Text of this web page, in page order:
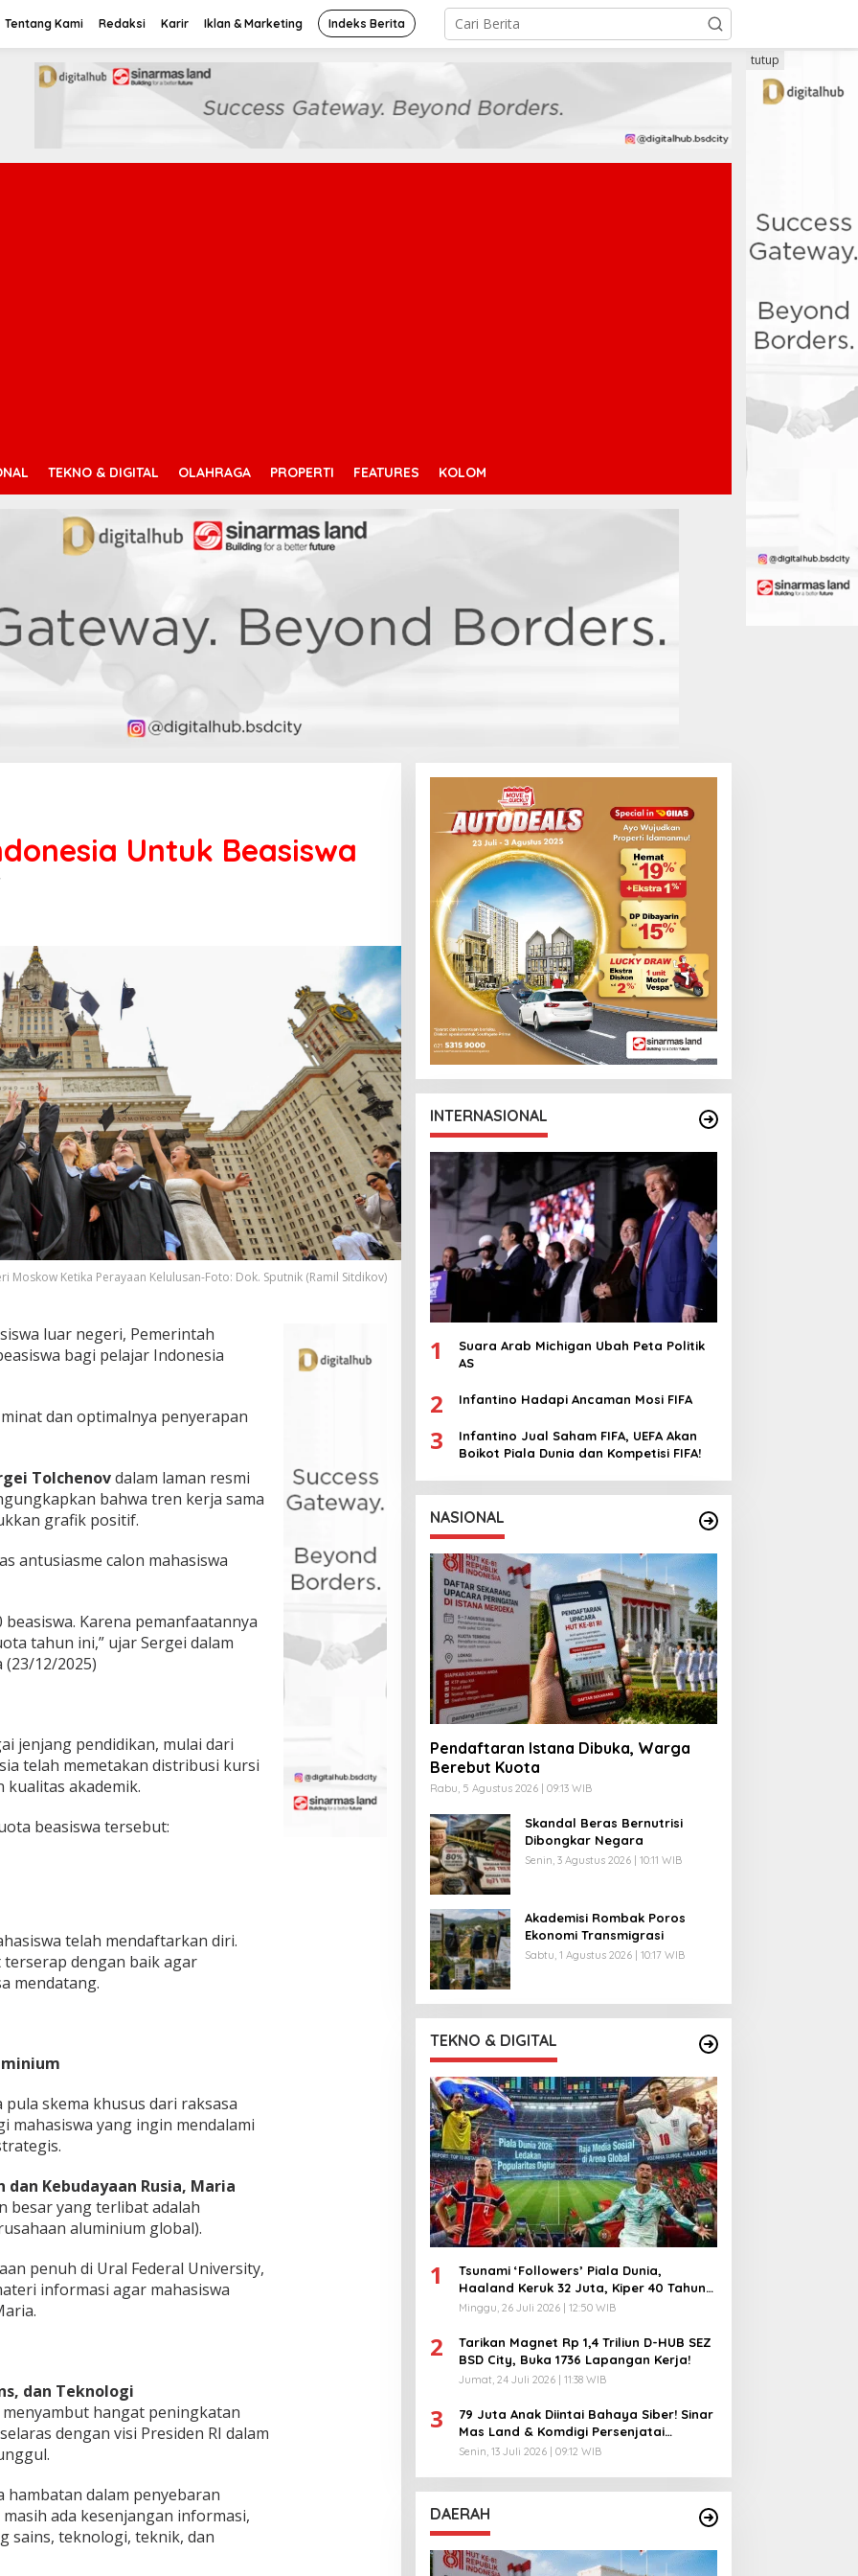
Tentang Kami Redaksi Karir Iklan & Marketing Indeks Berita
TEKNO & DIGITAL OLAHRAGA PROPERTI FEATURES KOLOM
tutup
Untuk Beasiswa
Moskow Ketika Perayaan Kelulusan-Foto: Dok. Sputnik (Ramil Sitdikov)
luar negeri, Pemerintah
bagi pelajar Indonesia
dan optimalnya penyerapan
Tolchenovdalam laman resmi
bahwa tren kerja sama
grafik positif.
antusiasme calon mahasiswa
Karena pemanfaatannya
tahun ini,” ujar Sergei dalam
12/2025)
jenjang pendidikan, mulai dari
telah memetakan distribusi kursi
akademik.
beasiswa tersebut:
telah mendaftarkan diri.
dengan baik agar
mendatang.
skema khusus dari raksasa
mahasiswa yang ingin mendalami
Kebudayaan Rusia, Maria
besar yang terlibat adalah
aluminium global).
penuh di Ural Federal University,
informasi agar mahasiswa
dan Teknologi
menyambut hangat peningkatan
dengan visi Presiden RI dalam
hambatan dalam penyebaran
ada kesenjangan informasi,
sains, teknologi, teknik, dan
INTERNASIONAL
1
Suara Arab Michigan Ubah Peta Politik
AS
2 Infantino Hadapi Ancaman Mosi FIFA
3
Infantino Jual Saham FIFA, UEFA Akan
Boikot Piala Dunia dan Kompetisi FIFA!
NASIONAL
Pendaftaran Istana Dibuka, Warga
Berebut Kuota
Rabu, 5 Agustus 2026 | 09:13 WIB
Skandal Beras Bernutrisi
Dibongkar Negara
Senin, 3 Agustus 2026 | 10:11 WIB
Akademisi Rombak Poros
Ekonomi Transmigrasi
Sabtu, 1 Agustus 2026 | 10:17 WIB
TEKNO & DIGITAL
1
Tsunami ‘Followers’ Piala Dunia,
Haaland Keruk 32 Juta, Kiper 40 Tahun
Bikin Geger!
Minggu, 26 Juli 2026 | 12:50 WIB
2
Tarikan Magnet Rp 1,4 Triliun D-HUB SEZ
BSD City, Buka 1736 Lapangan Kerja!
Jumat, 24 Juli 2026 | 11:38 WIB
3
79 Juta Anak Diintai Bahaya Siber! Sinar
Mas Land & Komdigi Persenjatai
Ratusan Guru!
Senin, 13 Juli 2026 | 09:12 WIB
DAERAH